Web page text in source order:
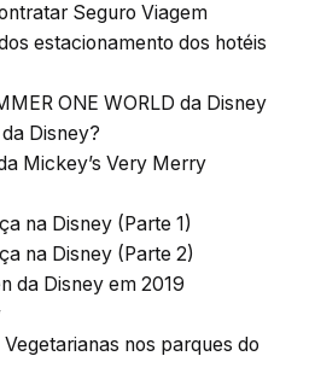
Seguro Viagem
estacionamento dos hotéis
ONE WORLD da Disney
Disney?
Mickey’s Very Merry
na Disney (Parte 1)
na Disney (Parte 2)
da Disney em 2019
nos parques do